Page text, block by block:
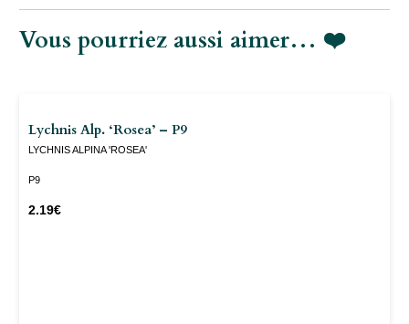
Vous pourriez aussi aimer… ❤️
Lychnis Alp. ‘Rosea’ – P9
LYCHNIS ALPINA 'ROSEA'
P9
2.19€